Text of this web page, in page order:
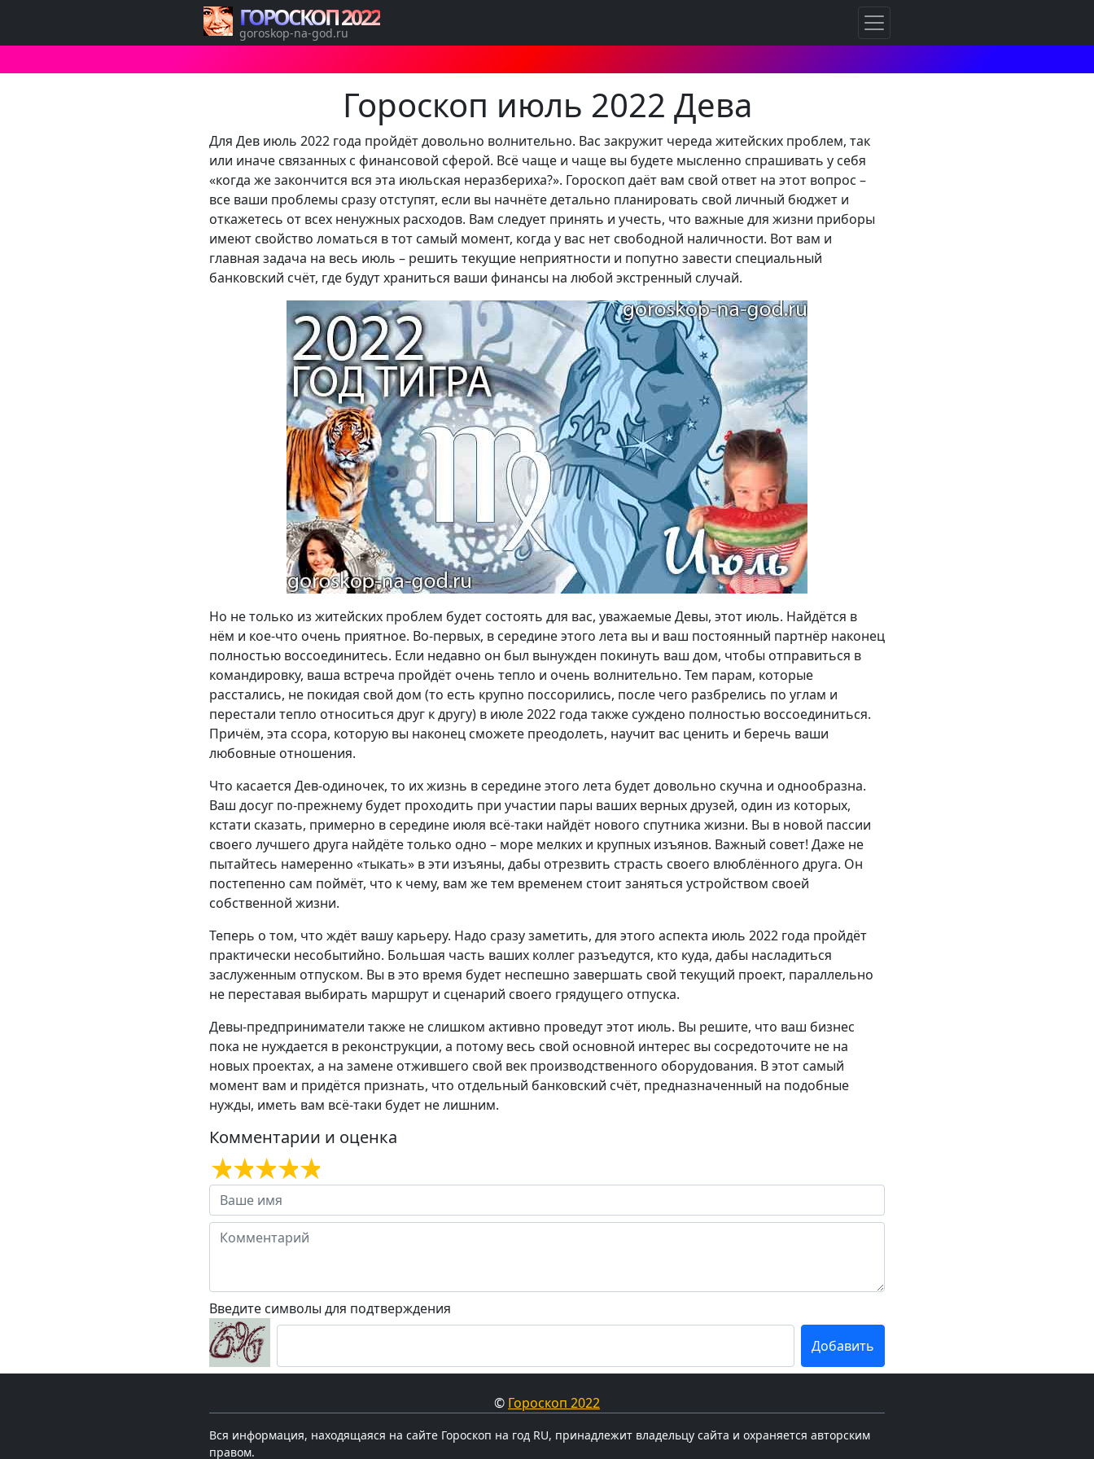
Гороскоп июль 2022 Дева
Для Дев июль 2022 года пройдёт довольно волнительно. Вас закружит череда житейских проблем, так
или иначе связанных с финансовой сферой. Всё чаще и чаще вы будете мысленно спрашивать у себя
«когда же закончится вся эта июльская неразбериха?». Гороскоп даёт вам свой ответ на этот вопрос –
все ваши проблемы сразу отступят, если вы начнёте детально планировать свой личный бюджет и
откажетесь от всех ненужных расходов. Вам следует принять и учесть, что важные для жизни приборы
имеют свойство ломаться в тот самый момент, когда у вас нет свободной наличности. Вот вам и
главная задача на весь июль – решить текущие неприятности и попутно завести специальный
банковский счёт, где будут храниться ваши финансы на любой экстренный случай.
Но не только из житейских проблем будет состоять для вас, уважаемые Девы, этот июль. Найдётся в
нём и кое-что очень приятное. Во-первых, в середине этого лета вы и ваш постоянный партнёр наконец
полностью воссоединитесь. Если недавно он был вынужден покинуть ваш дом, чтобы отправиться в
командировку, ваша встреча пройдёт очень тепло и очень волнительно. Тем парам, которые
расстались, не покидая свой дом (то есть крупно поссорились, после чего разбрелись по углам и
перестали тепло относиться друг к другу) в июле 2022 года также суждено полностью воссоединиться.
Причём, эта ссора, которую вы наконец сможете преодолеть, научит вас ценить и беречь ваши
любовные отношения.
Что касается Дев-одиночек, то их жизнь в середине этого лета будет довольно скучна и однообразна.
Ваш досуг по-прежнему будет проходить при участии пары ваших верных друзей, один из которых,
кстати сказать, примерно в середине июля всё-таки найдёт нового спутника жизни. Вы в новой пассии
своего лучшего друга найдёте только одно – море мелких и крупных изъянов. Важный совет! Даже не
пытайтесь намеренно «тыкать» в эти изъяны, дабы отрезвить страсть своего влюблённого друга. Он
постепенно сам поймёт, что к чему, вам же тем временем стоит заняться устройством своей
собственной жизни.
Теперь о том, что ждёт вашу карьеру. Надо сразу заметить, для этого аспекта июль 2022 года пройдёт
практически несобытийно. Большая часть ваших коллег разъедутся, кто куда, дабы насладиться
заслуженным отпуском. Вы в это время будет неспешно завершать свой текущий проект, параллельно
не переставая выбирать маршрут и сценарий своего грядущего отпуска.
Девы-предприниматели также не слишком активно проведут этот июль. Вы решите, что ваш бизнес
пока не нуждается в реконструкции, а потому весь свой основной интерес вы сосредоточите не на
новых проектах, а на замене отжившего свой век производственного оборудования. В этот самый
момент вам и придётся признать, что отдельный банковский счёт, предназначенный на подобные
нужды, иметь вам всё-таки будет не лишним.
Комментарии и оценка
Введите символы для подтверждения
© Гороскоп 2022
Вся информация, находящаяся на сайте Гороскоп на год RU, принадлежит владельцу сайта и охраняется авторским
правом.
ГОРОСКОП 2022
goroskop-na-god.ru